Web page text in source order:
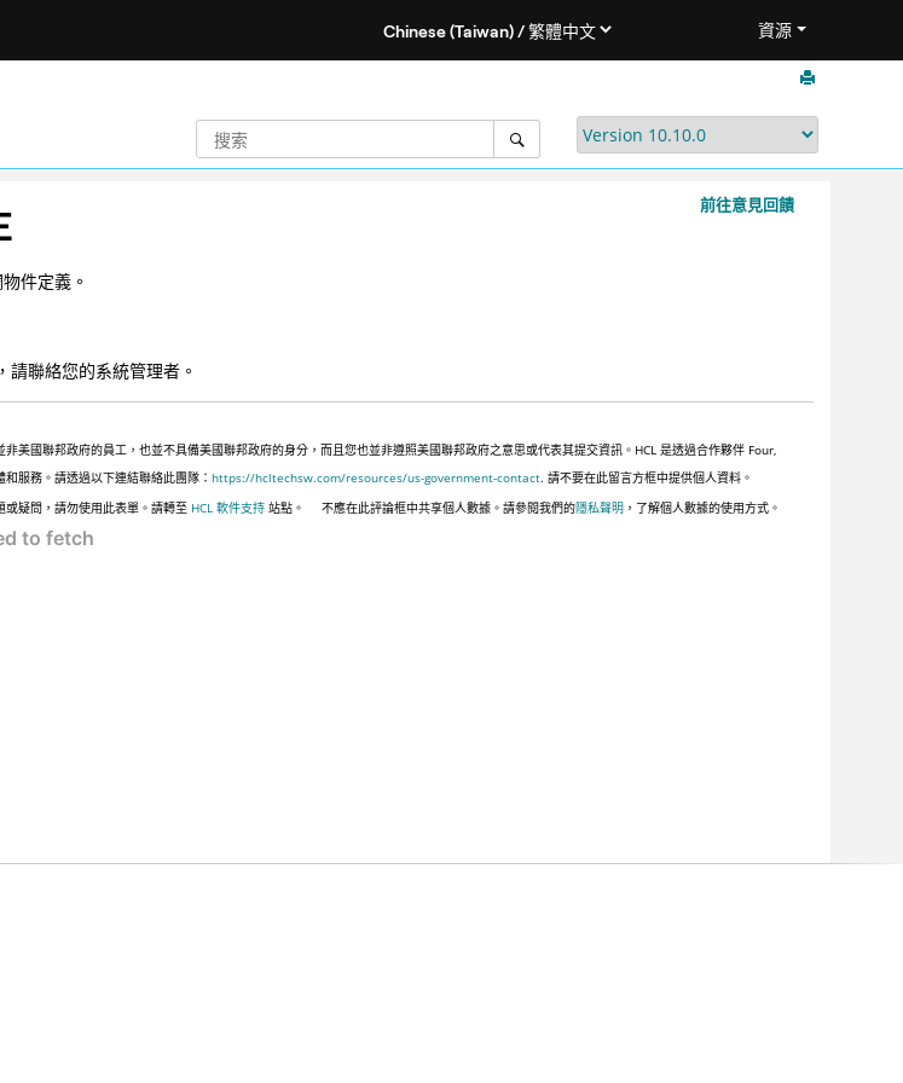
資源
前往意見回饋
件定義。
聯絡您的系統管理者。
美國聯邦政府的員工，也並不具備美國聯邦政府的身分，而且您也並非遵照美國聯邦政府之意思或代表其提交資訊。HCL 是透過合作夥伴 Four,
服務。請透過以下連結聯絡此團隊：https://hcltechsw.com/resources/us-government-contact. 請不要在此留言方框中提供個人資料。
或疑問，請勿使用此表單。請轉至 HCL 軟件支持 站點。 不應在此評論框中共享個人數據。請參閱我們的隱私聲明 ，了解個人數據的使用方式。